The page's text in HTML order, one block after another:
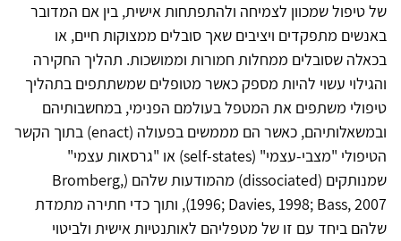
של טיפול שמכוון לצמיחה ולהתפתחות אישית, בין אם המדובר
באנשים מתפקדים ויציבים שאך סובלים ממצוקות חיים, או
בכאלה שסובלים ממחלות חמורות וממושכות. תהליך החקירה
והגילוי עשוי להיות מספק כאשר מטופלים שמשתתפים בתהליך
טיפולי משתפים את המטפל בעולמם הפנימי, במחשבותיהם
ובמשאלותיהם, כאשר הם מממשים בפעולה (enact) בתוך הקשר
הטיפולי "מצבי-עצמי" (self-states) או "גרסאות עצמי"
שמנותקים (dissociated) מהמודעות שלהם (Bromberg,
1996; Davies, 1998; Bass, 2007), ותוך כדי חתירה מתמדת
שלהם ביחד עם זו של מטפליהם לאותנטיות אישית ולביטוי